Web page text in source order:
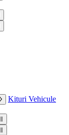
Kituri Vehicule